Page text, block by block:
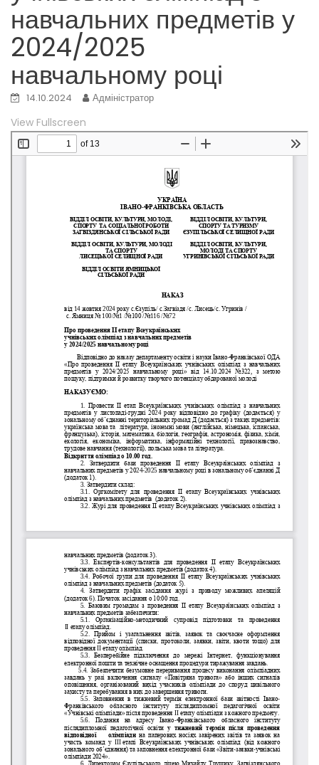
навчальних предметів у
2024/2025
навчальному році
14.10.2024 Адміністратор
View Fullscreen